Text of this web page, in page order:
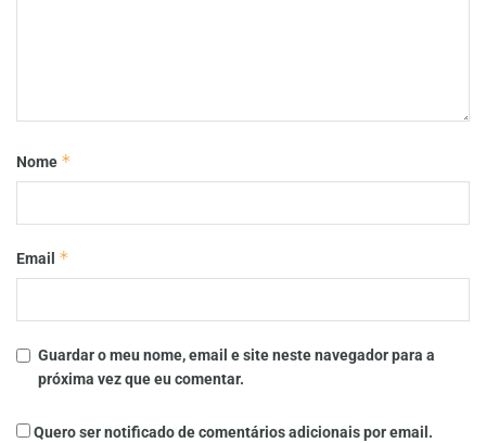
Nome *
Email *
Guardar o meu nome, email e site neste navegador para a
próxima vez que eu comentar.
Quero ser notificado de comentários adicionais por email.